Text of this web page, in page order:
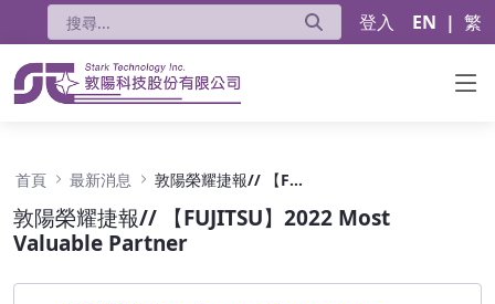
登入 EN | 繁
首頁 最新消息 敦陽榮耀捷報// 【FUJITSU】2022 Most Valuable Partner
敦陽榮耀捷報// 【FUJITSU】2022 Most
Valuable Partner